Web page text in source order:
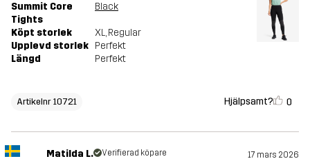
Summit Core
Tights
Black
Köpt storlek XL, Regular
Upplevd storlek Perfekt
Längd
Perfekt
Artikelnr 10721 Hjälpsamt? 0
Matilda L. Verifierad köpare 17 mars 2026